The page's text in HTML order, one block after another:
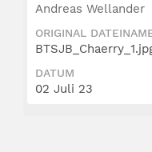
Andreas Wellander
ORIGINAL
DATUM
02 Juli 23